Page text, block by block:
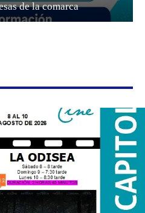
de la comarca